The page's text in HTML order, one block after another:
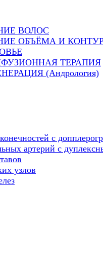
ВОЛОС
ОБЪЁМА И
ТЕРАПИЯ
(Андрология)
с
артерий с
узлов